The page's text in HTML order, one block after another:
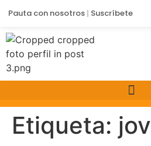
Pauta con nosotros Suscríbete
Etiqueta: